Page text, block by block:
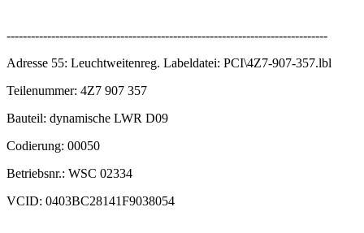
-------------------------------------------------------------------------------
Adresse 55: Leuchtweitenreg. Labeldatei: PCI\4Z7-907-357.lbl
Teilenummer: 4Z7 907 357
Bauteil: dynamische LWR D09
Codierung: 00050
Betriebsnr.: WSC 02334
VCID: 0403BC28141F9038054